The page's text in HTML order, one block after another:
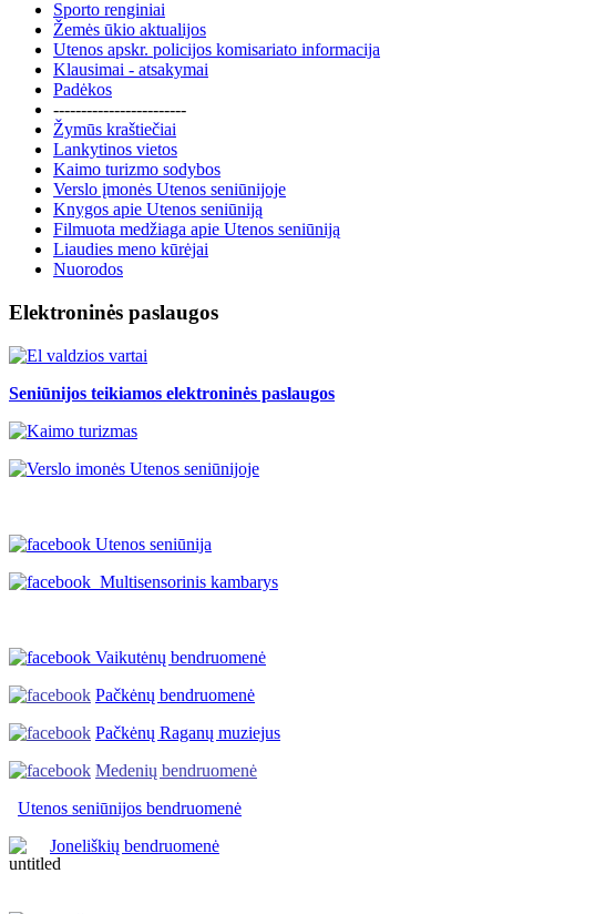
Sporto renginiai
Žemės ūkio aktualijos
Utenos apskr. policijos komisariato informacija
Klausimai - atsakymai
Padėkos
------------------------
Žymūs kraštiečiai
Lankytinos vietos
Kaimo turizmo sodybos
Verslo įmonės Utenos seniūnijoje
Knygos apie Utenos seniūniją
Filmuota medžiaga apie Utenos seniūniją
Liaudies meno kūrėjai
Nuorodos
Elektroninės paslaugos
Seniūnijos teikiamos elektroninės paslaugos
Utenos seniūnija
Multisensorinis kambarys
Vaikutėnų bendruomenė
Pačkėnų bendruomenė
Pačkėnų Raganų muziejus
Medenių bendruomenė
Utenos seniūnijos bendruomenė
Joneliškių bendruomenė